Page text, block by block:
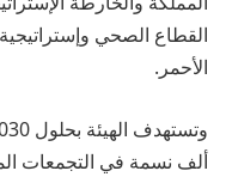
القطاع الصحي
الأحمر.
ألف نسمة في التجمعات